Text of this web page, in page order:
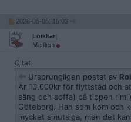
2026-05-05, 15:03
Loikkari
Medlem
Citat:
Ursprungligen postat av
Är 10.000kr för flyttstäd och
säng och soffa) på tippen
Göteborg. Han som kom och
mycket smutsiga, men det